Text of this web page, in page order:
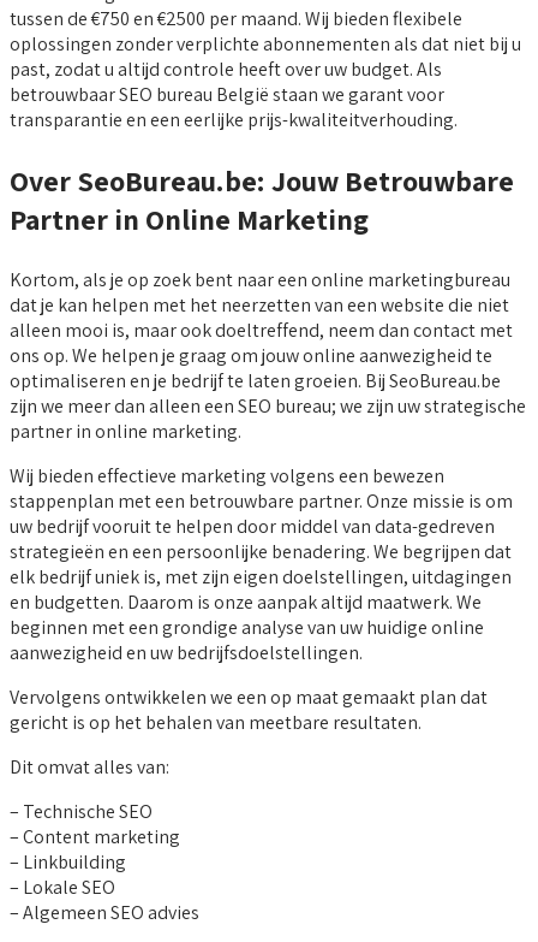
tussen de €750 en €2500 per maand. Wij bieden flexibele
oplossingen zonder verplichte abonnementen als dat niet bij u
past, zodat u altijd controle heeft over uw budget. Als
betrouwbaar SEO bureau België staan we garant voor
transparantie en een eerlijke prijs-kwaliteitverhouding.
Over SeoBureau.be: Jouw Betrouwbare
Partner in Online Marketing
Kortom, als je op zoek bent naar een online marketingbureau
dat je kan helpen met het neerzetten van een website die niet
alleen mooi is, maar ook doeltreffend, neem dan contact met
ons op. We helpen je graag om jouw online aanwezigheid te
optimaliseren en je bedrijf te laten groeien. Bij SeoBureau.be
zijn we meer dan alleen een SEO bureau; we zijn uw strategische
partner in online marketing.
Wij bieden effectieve marketing volgens een bewezen
stappenplan met een betrouwbare partner. Onze missie is om
uw bedrijf vooruit te helpen door middel van data-gedreven
strategieën en een persoonlijke benadering. We begrijpen dat
elk bedrijf uniek is, met zijn eigen doelstellingen, uitdagingen
en budgetten. Daarom is onze aanpak altijd maatwerk. We
beginnen met een grondige analyse van uw huidige online
aanwezigheid en uw bedrijfsdoelstellingen.
Vervolgens ontwikkelen we een op maat gemaakt plan dat
gericht is op het behalen van meetbare resultaten.
Dit omvat alles van:
– Technische SEO
– Content marketing
– Linkbuilding
– Lokale SEO
– Algemeen SEO advies